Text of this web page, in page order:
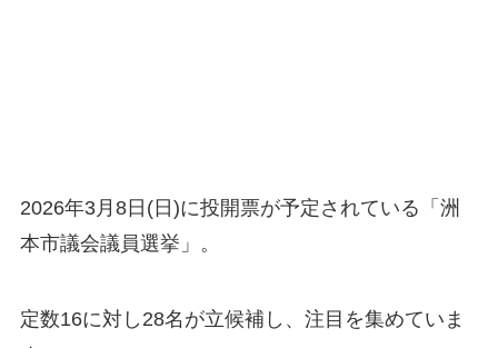
2026年3月8日(日)に投開票が予定されている「洲
本市議会議員選挙」。
定数16に対し28名が立候補し、注目を集めていま